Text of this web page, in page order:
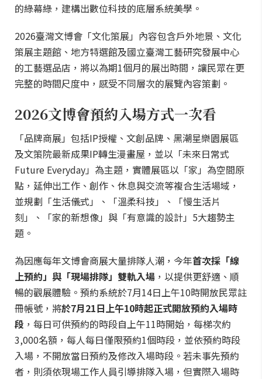
的綠幕綠，建構出數位科技的底層系統美學。
2026臺灣文博會「文化策展」內容包含戶外地景、文化
策展主題館、地方特選館及國立臺灣工藝研究發展中心
的工藝選品店，將以為期1個月的展出時間，讓民眾在更
完整的時間尺度中，感受不同層次的展覽內容策劃。
2026文博會預約入場方式一次看
「品牌商展」包括IP授權、文創品牌、黑潮星樂園展區
及文策院最新成果IP轉生漫畫屋，並以「未來日常式
Future Everyday」為主題，實體展區以「家」為空間原
點，延伸出工作、創作、休息與交流等複合生活場域，
並規劃「生活儀式」、「溫柔科技」、「慢生活片
刻」、「家的新想像」與「有意識的設計」5大趨勢主
題。
為因應每年文博會商展大量排隊人潮，今年首次採「線
上預約」與「現場排隊」雙軌入場 ，以提供更舒適、順
暢的觀展體驗。預約系統於7月14日上午10時開放民眾註
冊帳號，將於7月21日上午10時起正式開放預約入場時
段 ，每日可供預約的時段自上午11時開始，每梯次約
3,000名額，每人每日僅限預約1個時段，並依預約時段
入場，不開放當日預約及修改入場時段。若未事先預約
者，則須依現場工作人員引導排隊入場，但實際入場時